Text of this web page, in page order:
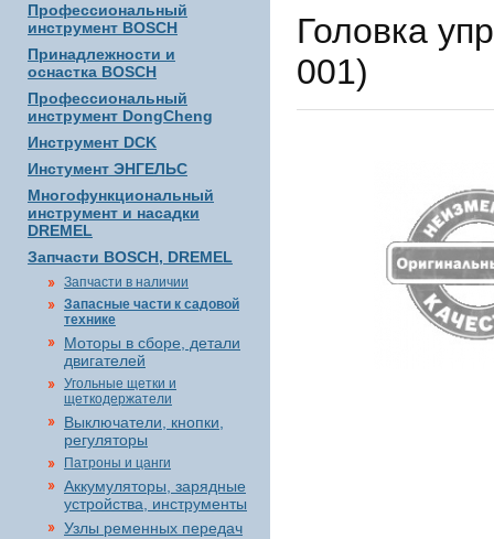
Профессиональный
инструмент BOSCH
Принадлежности и
оснастка BOSCH
Профессиональный
инструмент DongCheng
Инструмент DCK
Инстумент ЭНГЕЛЬС
Многофункциональный
инструмент и насадки
DREMEL
Запчасти BOSCH, DREMEL
Запчасти в наличии
Запасные части к садовой
технике
Моторы в сборе, детали
двигателей
Угольные щетки и
щеткодержатели
Выключатели, кнопки,
регуляторы
Патроны и цанги
Аккумуляторы, зарядные
устройства, инструменты
Узлы ременных передач
Головка
001)